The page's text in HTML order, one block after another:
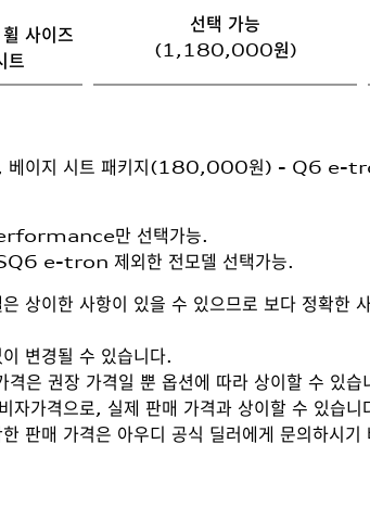
사이즈
트
선택 가능
(1,180,000원)
베이지 시트 패키지(180,000원) - Q6
만 선택가능.
tron 제외한 전모델 선택가능.
상이한 사항이 있을 수 있으므로 보다 정확한
변경될 수 있습니다.
은 권장 가격일 뿐 옵션에 따라 상이할 수 있습
가격으로, 실제 판매 가격과 상이할 수 있습니
판매 가격은 아우디 공식 딜러에게 문의하시기